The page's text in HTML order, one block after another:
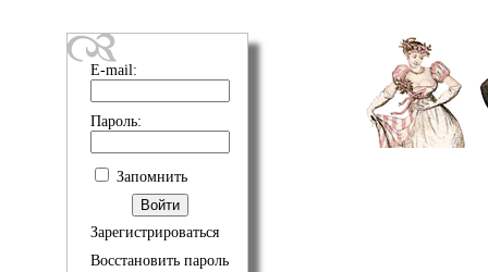
E-mail:
Пароль:
Запомнить
Зарегистрироваться
Восстановить пароль